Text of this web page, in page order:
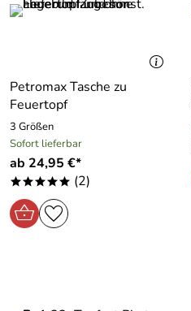
Petromax Tasche zu
Feuertopf
3 Größen
Sofort lieferbar
ab 24,95 €*
***** (2)